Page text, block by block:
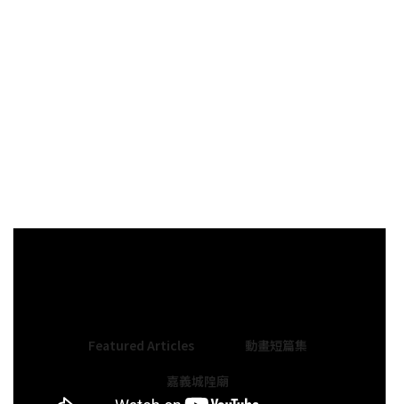
Featured Articles
動畫短篇集
嘉義城隍廟